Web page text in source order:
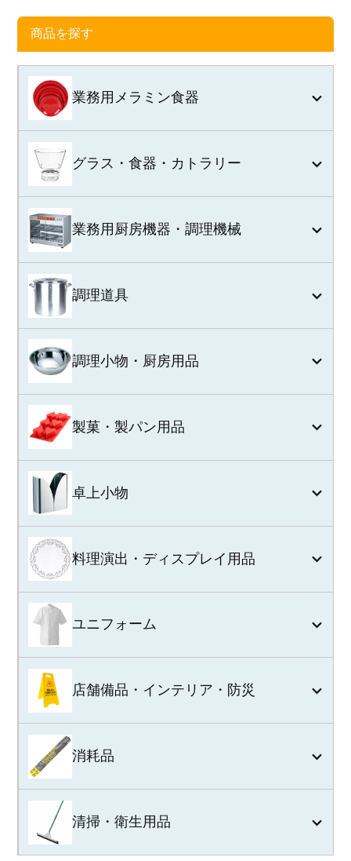
商品を探す
業務用メラミン食器
グラス・食器・カトラリー
業務用厨房機器・調理機械
調理道具
調理小物・厨房用品
製菓・製パン用品
卓上小物
料理演出・ディスプレイ用品
ユニフォーム
店舗備品・インテリア・防災
消耗品
清掃・衛生用品